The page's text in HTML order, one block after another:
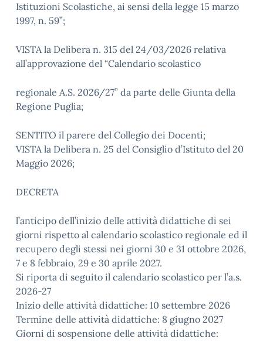
Istituzioni Scolastiche, ai sensi della legge 15 marzo
1997, n. 59”;
VISTA la Delibera n. 315 del 24/03/2026 relativa
all’approvazione del “Calendario scolastico
regionale A.S. 2026/27” da parte delle Giunta della
Regione Puglia;
SENTITO il parere del Collegio dei Docenti;
VISTA la Delibera n. 25 del Consiglio d’Istituto del 20
Maggio 2026;
DECRETA
l’anticipo dell’inizio delle attività didattiche di sei
giorni rispetto al calendario scolastico regionale ed il
recupero degli stessi nei giorni 30 e 31 ottobre 2026,
7 e 8 febbraio, 29 e 30 aprile 2027.
Si riporta di seguito il calendario scolastico per l’a.s.
2026-27
Inizio delle attività didattiche: 10 settembre 2026
Termine delle attività didattiche: 8 giugno 2027
Giorni di sospensione delle attività didattiche: